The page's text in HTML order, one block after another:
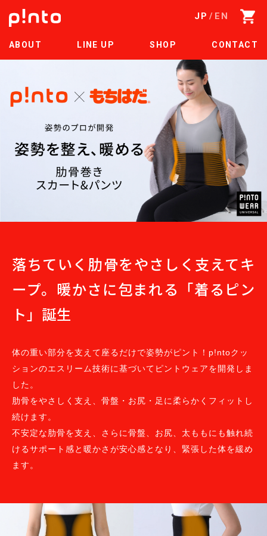
ABOUT LINE UP SHOP CONTACT
JP EN
落ちていく肋骨をやさしく支えてキ
ープ。 暖かさに包まれる「着るピン
ト」誕生
体の重い部分を支えて座るだけで姿勢がピント！p!ntoクッ
ションのエスリーム技術に基づいてピントウェアを開発しま
した。
肋骨をやさしく支え、骨盤・お尻・足に柔らかくフィットし
続けます。
不安定な肋骨を支え、さらに骨盤、お尻、太ももにも触れ続
けるサポート感と暖かさが安心感となり、緊張した体を緩め
ます。